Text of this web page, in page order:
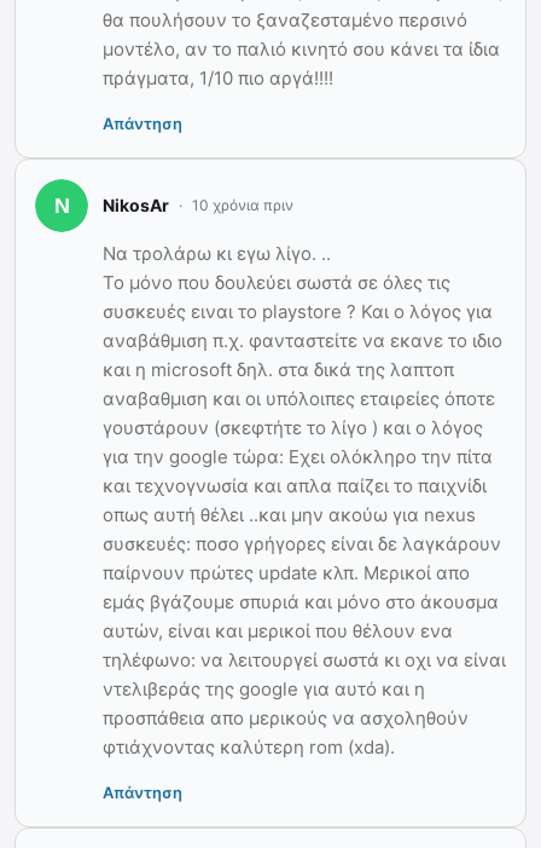
θα πουλήσουν το ξαναζεσταμένο περσινό
μοντέλο, αν το παλιό κινητό σου κάνει τα ίδια
πράγματα, 1/10 πιο αργά!!!!
Απάντηση
NikosAr 10 χρόνια πριν
Να τρολάρω κι εγω λίγο. ..
Το μόνο που δουλεύει σωστά σε όλες τις
συσκευές ειναι το playstore ? Και ο λόγος για
αναβάθμιση π.χ. φανταστείτε να εκανε το ιδιο
και η microsoft δηλ. στα δικά της λαπτοπ
αναβαθμιση και οι υπόλοιπες εταιρείες όποτε
γουστάρουν (σκεφτήτε το λίγο ) και ο λόγος
για την google τώρα: Εχει ολόκληρο την πίτα
και τεχνογνωσία και απλα παίζει το παιχνίδι
οπως αυτή θέλει ..και μην ακούω για nexus
συσκευές: ποσο γρήγορες είναι δε λαγκάρουν
παίρνουν πρώτες update κλπ. Μερικοί απο
εμάς βγάζουμε σπυριά και μόνο στο άκουσμα
αυτών, είναι και μερικοί που θέλουν ενα
τηλέφωνο: να λειτουργεί σωστά κι οχι να είναι
ντελιβεράς της google για αυτό και η
προσπάθεια απο μερικούς να ασχοληθούν
φτιάχνοντας καλύτερη rom (xda).
Απάντηση